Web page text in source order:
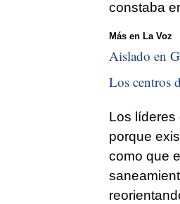
constaba
Más en La Voz
Aislado en
Los centros
Los líderes
porque
como que